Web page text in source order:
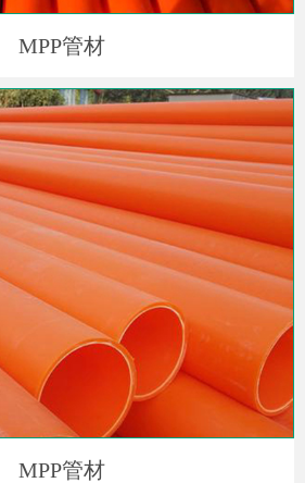
MPP管材
MPP管材